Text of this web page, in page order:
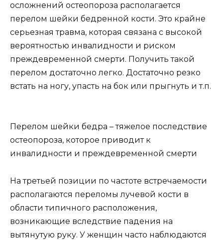
осложнений остеопороза располагается
перелом шейки бедренной кости. Это крайне
серьезная травма, которая связана с высокой
вероятностью инвалидности и риском
преждевременной смерти. Получить такой
перелом достаточно легко. Достаточно резко
встать на ногу, упасть на бок или прыгнуть и т.п.
Перелом шейки бедра – тяжелое последствие
остеопороза, которое приводит к
инвалидности и преждевременной смерти
На третьей позиции по частоте встречаемости
располагаются переломы лучевой кости в
области типичного расположения,
возникающие вследствие падения на
вытянутую руку. У женщин часто наблюдаются